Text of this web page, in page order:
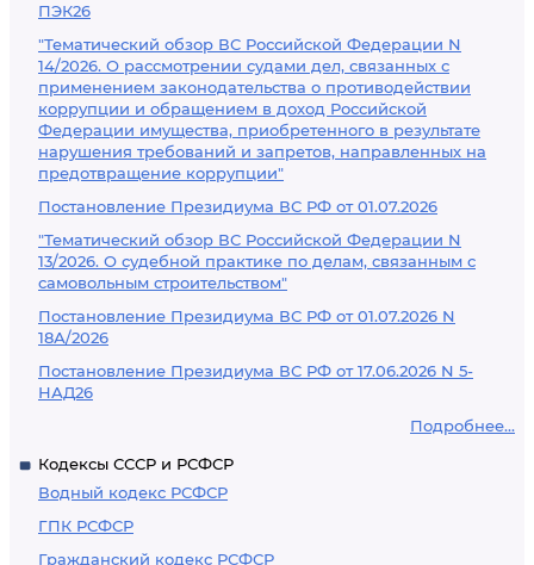
ПЭК26
"Тематический обзор ВС Российской Федерации N
14/2026. О рассмотрении судами дел, связанных с
применением законодательства о противодействии
коррупции и обращением в доход Российской
Федерации имущества, приобретенного в результате
нарушения требований и запретов, направленных на
предотвращение коррупции"
Постановление Президиума ВС РФ от 01.07.2026
"Тематический обзор ВС Российской Федерации N
13/2026. О судебной практике по делам, связанным с
самовольным строительством"
Постановление Президиума ВС РФ от 01.07.2026 N
18А/2026
Постановление Президиума ВС РФ от 17.06.2026 N 5-
НАД26
Подробнее...
Кодексы СССР и РСФСР
Водный кодекс РСФСР
ГПК РСФСР
Гражданский кодекс РСФСР